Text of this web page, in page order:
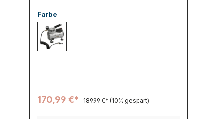
Farbe
000 -
170,99 €* 189,99 €* (10% gespart)